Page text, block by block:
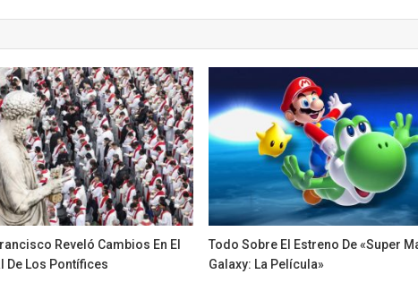
Reveló Cambios En El
De Los Pontífices
Todo Sobre El Estreno De «Super
Galaxy: La Película»